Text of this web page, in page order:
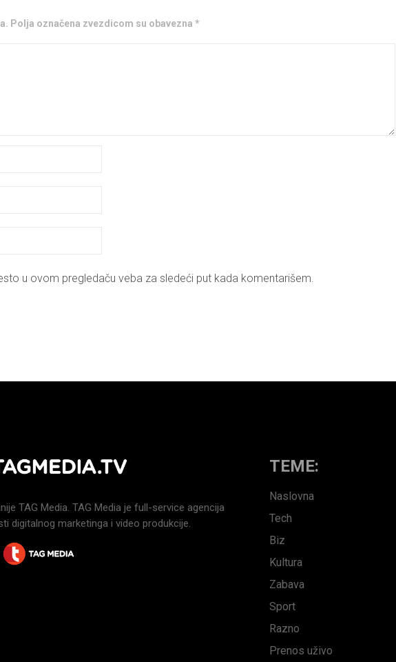
Polja označena zvezdicom su obavezna *
u ovom pregledaču veba za sledeći put kada komentarišem.
TAG Media. TAG Media je full-service agencija
digitalnog marketinga i video produkcije.
TEME:
Naslovna
Tech
Biz
Kultura
Zabava
Sport
Razno
Prenos uživo